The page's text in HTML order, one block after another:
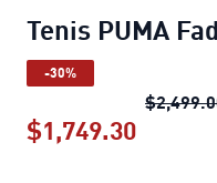
Tenis PUMA
-30%
$1,749.30